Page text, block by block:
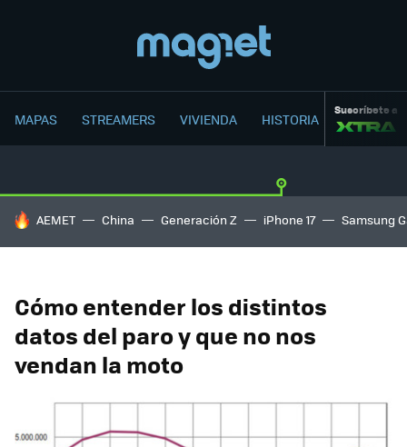
MAPAS STREAMERS VIVIENDA HISTORIA Suscríbete a
HOY SE HABLA DE
AEMET China Generación Z iPhone 17 Samsung
Cómo entender los distintos
datos del paro y que no nos
vendan la moto